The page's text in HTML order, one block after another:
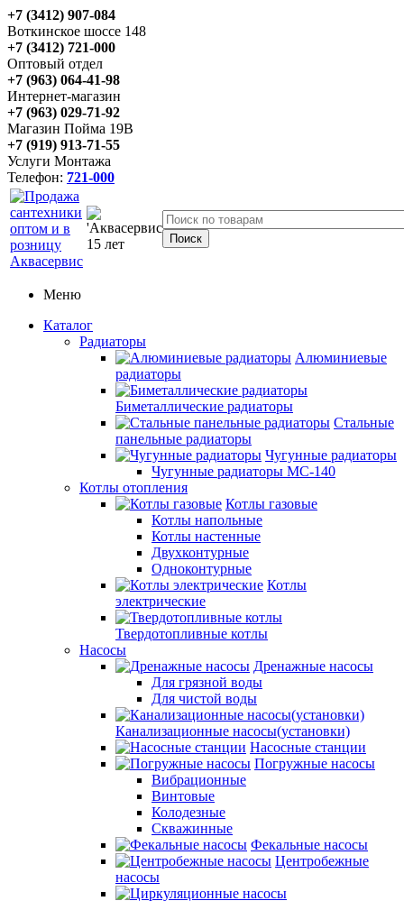
+7 (3412) 907-084
Воткинское шоссе 148
+7 (3412) 721-000
Оптовый отдел
+7 (963) 064-41-98
Интернет-магазин
+7 (963) 029-71-92
Магазин Пойма 19В
+7 (919) 913-71-55
Услуги Монтажа
Телефон: 721-000
Меню
Каталог
Радиаторы
Алюминиевые
радиаторы
Биметаллические радиаторы
Стальные
панельные радиаторы
Чугунные радиаторы
Чугунные радиаторы МС-140
Котлы отопления
Котлы газовые
Котлы напольные
Котлы настенные
Двухконтурные
Одноконтурные
Котлы
электрические
Твердотопливные котлы
Насосы
Дренажные насосы
Для грязной воды
Для чистой воды
Канализационные насосы(установки)
Насосные станции
Погружные насосы
Вибрационные
Винтовые
Колодезные
Скважинные
Фекальные насосы
Центробежные
насосы